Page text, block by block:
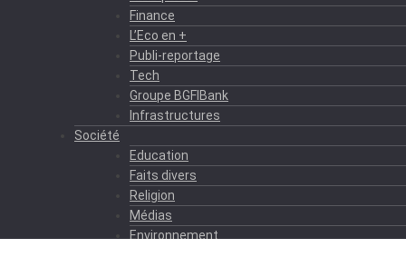
Finance
L’Eco en +
Publi-reportage
Tech
Groupe BGFIBank
Infrastructures
Société
Education
Faits divers
Religion
Médias
Environnement